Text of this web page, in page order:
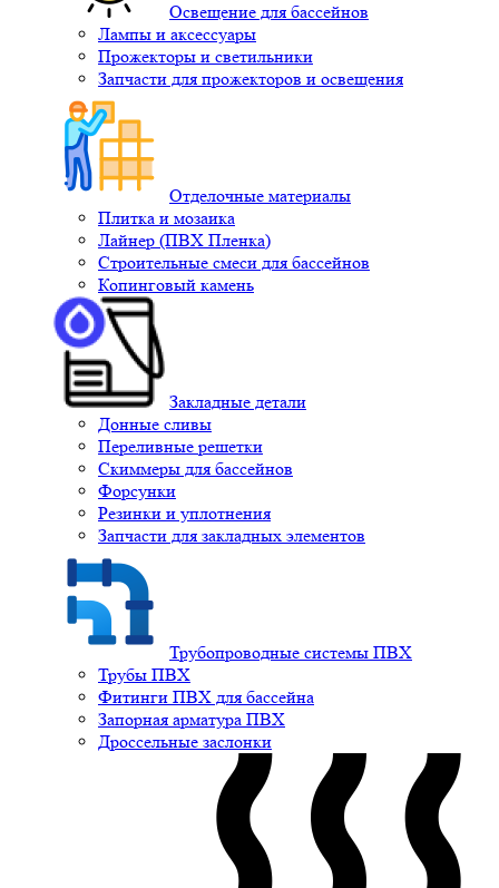
Освещение для бассейнов
Лампы и аксессуары
Прожекторы и светильники
Запчасти для прожекторов и освещения
Отделочные материалы
Плитка и мозаика
Лайнер (ПВХ Пленка)
Строительные смеси для бассейнов
Копинговый камень
Закладные детали
Донные сливы
Переливные решетки
Скиммеры для бассейнов
Форсунки
Резинки и уплотнения
Запчасти для закладных элементов
Трубопроводные системы ПВХ
Трубы ПВХ
Фитинги ПВХ для бассейна
Запорная арматура ПВХ
Дроссельные заслонки